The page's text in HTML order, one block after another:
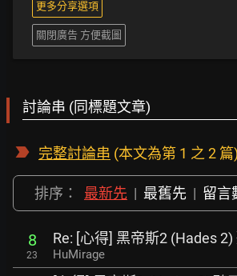
更多分享選項
關閉廣告 方便截圖
討論串 (同標題文章)
完整討論串 (本文為第 1 之 2 篇)
排序： 最新先 | 最舊先 | 留言
8
23
Re: [心得] 黑帝斯2 (Hades
HuMirage